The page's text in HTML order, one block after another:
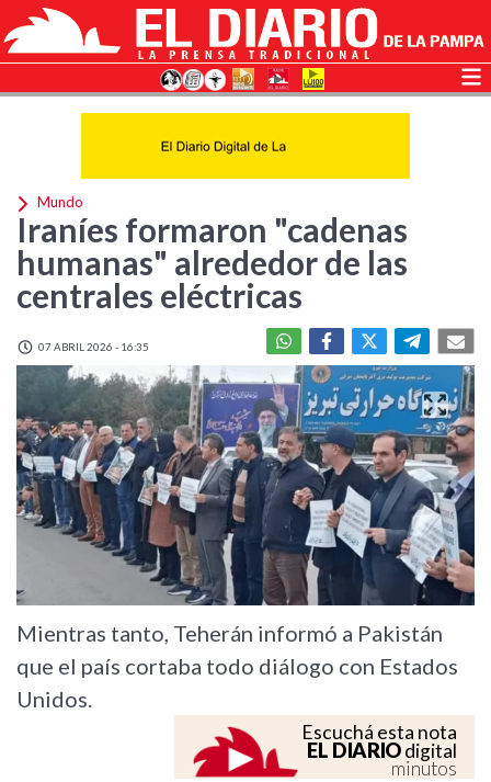
Mundo
Iraníes formaron "cadenas
humanas" alrededor de las
centrales eléctricas
07 ABRIL 2026 - 16:35
Mientras tanto, Teherán informó a Pakistán
que el país cortaba todo diálogo con Estados
Unidos.
Escuchá esta nota
EL DIARIOdigital
minutos